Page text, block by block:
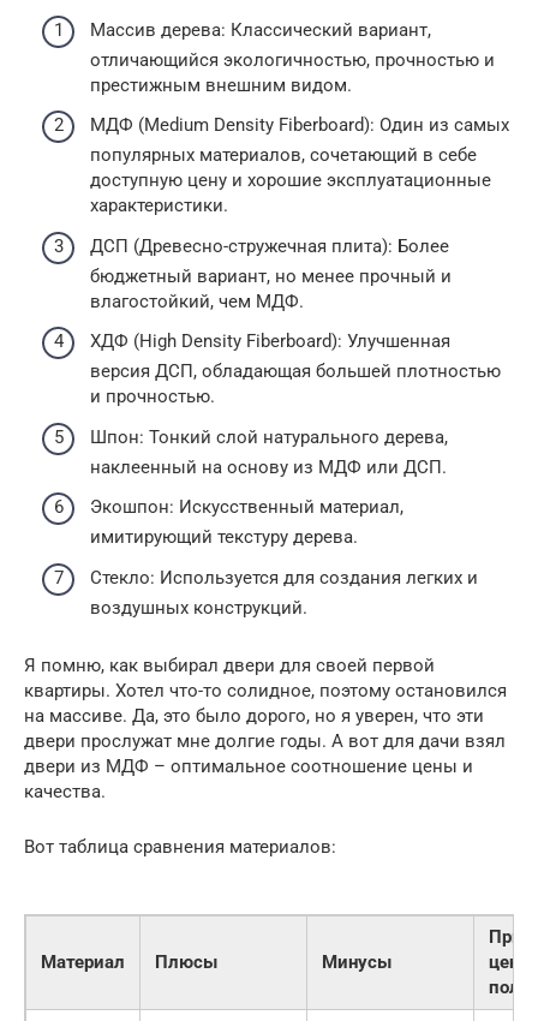
Массив дерева: Классический вариант,
отличающийся экологичностью, прочностью и
престижным внешним видом.
МДФ (Medium Density Fiberboard): Один из самых
популярных материалов, сочетающий в себе
доступную цену и хорошие эксплуатационные
характеристики.
ДСП (Древесно-стружечная плита): Более
бюджетный вариант, но менее прочный и
влагостойкий, чем МДФ.
ХДФ (High Density Fiberboard): Улучшенная
версия ДСП, обладающая большей плотностью
и прочностью.
Шпон: Тонкий слой натурального дерева,
наклеенный на основу из МДФ или ДСП.
Экошпон: Искусственный материал,
имитирующий текстуру дерева.
Стекло: Используется для создания легких и
воздушных конструкций.
Я помню, как выбирал двери для своей первой
квартиры. Хотел что-то солидное, поэтому остановился
на массиве. Да, это было дорого, но я уверен, что эти
двери прослужат мне долгие годы. А вот для дачи взял
двери из МДФ – оптимальное соотношение цены и
качества.
Вот таблица сравнения материалов:
Материал Плюсы Минусы
цена